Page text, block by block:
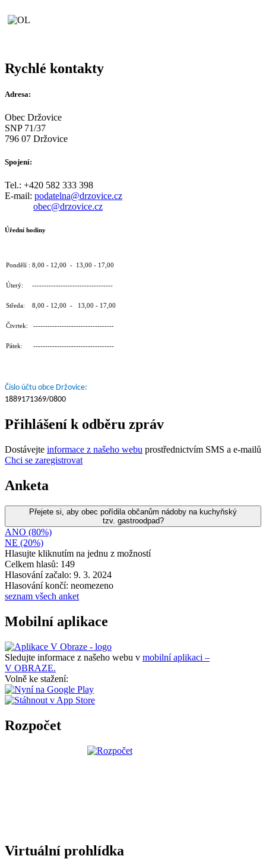
Rychlé kontakty
Adresa:
Obec Držovice
SNP 71/37
796 07 Držovice
Spojení:
Tel.: +420 582 333 398
E-mail: podatelna@drzovice.cz
obec@drzovice.cz
Úřední hodiny
Pondělí : 8,00 - 12,00 - 13,00 - 17,00
Úterý: ----------------------------------
Středa: 8,00 - 12,00 - 13,00 - 17,00
Čtvrtek: ----------------------------------
Pátek: ----------------------------------
Číslo účtu obce Držovice:
1889171369/0800
Přihlášení k odběru zpráv
Dostávejte informace z našeho webu prostřednictvím SMS a e-mailů
Chci se zaregistrovat
Anketa
Přejete si, aby obec pořídila občanům nádoby na kuchyňský
tzv. gastroodpad?
ANO (80%)
NE (20%)
Hlasujte kliknutím na jednu z možností
Celkem hlasů: 149
Hlasování začalo: 9. 3. 2024
Hlasování končí: neomezeno
seznam všech anket
Mobilní aplikace
Sledujte informace z našeho webu v mobilní aplikaci –
V OBRAZE.
Volně ke stažení:
Rozpočet
Virtuální prohlídka